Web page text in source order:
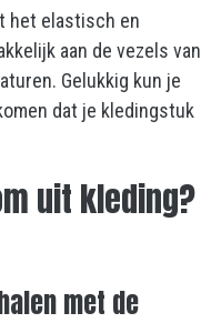
het elastisch en
aan de vezels van
Gelukkig kun je
dat je kledingstuk
uit kleding?
met de